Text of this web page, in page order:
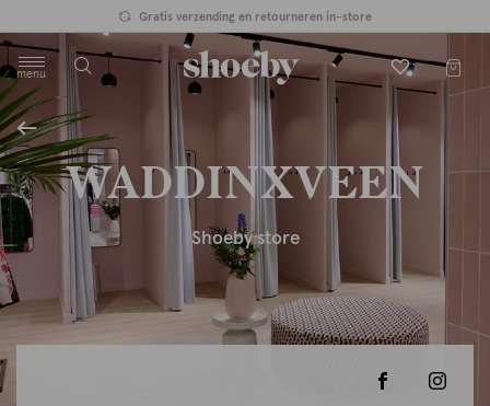
Gratis verzending en retourneren in-store
menu
label.header.toggle
WADDINXVEEN
Shoeby store